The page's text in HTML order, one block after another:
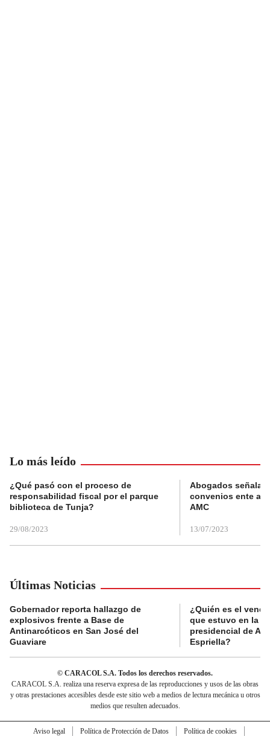
Lo más leído
¿Qué pasó con el proceso de
responsabilidad fiscal por el parque
biblioteca de Tunja?
29/08/2023
Abogados
convenios ente
AMC
13/07/2023
Últimas Noticias
Gobernador reporta hallazgo de
explosivos frente a Base de
Antinarcóticos en San José del
Guaviare
¿Quién es el
que estuvo en la
presidencial de
Espriella?
© CARACOL S.A. Todos los derechos reservados.
CARACOL S.A. realiza una reserva expresa de las reproducciones y usos de las obras
y otras prestaciones accesibles desde este sitio web a medios de lectura mecánica u otros
medios que resulten adecuados.
Aviso legal Política de Protección de Datos
Política de cookies